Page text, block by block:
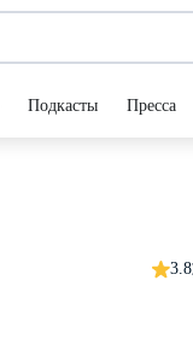
Подкасты Пресса
3.8